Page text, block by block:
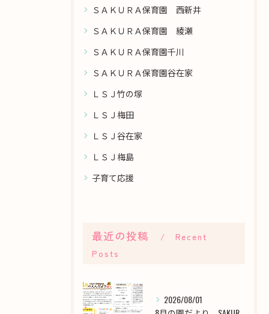
ＳＡＫＵＲＡ保育園 西新井
ＳＡＫＵＲＡ保育園 綾瀬
ＳＡＫＵＲＡ保育園千川
ＳＡＫＵＲＡ保育園谷在家
ＬＳＪ竹の塚
ＬＳＪ梅田
ＬＳＪ谷在家
ＬＳＪ梅島
子育て応援
最近の投稿
Recent
Posts
2026/08/01